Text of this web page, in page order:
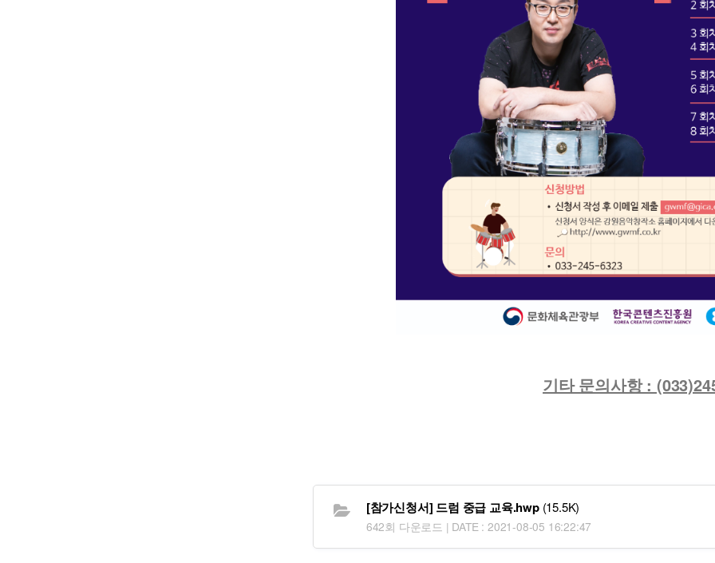
기타 문의사항 :
[참가신청서] 드럼 중급 교육.hwp(15.5K)
642회 다운로드 | DATE : 2021-08-05 16:22:47